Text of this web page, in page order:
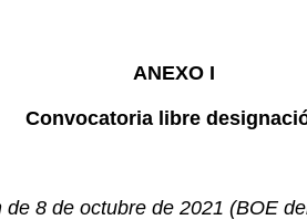
ANEXO I
Convocatoria libre
de 8 de octubre de 2021 (BOE